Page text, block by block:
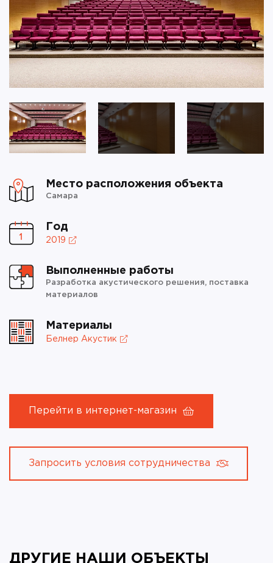
Место расположения объекта
Самара
Год
2019
Выполненные работы
Разработка акустического решения, поставка
материалов
Материалы
Белнер Акустик
Перейти в интернет-магазин
Запросить условия сотрудничества
ДРУГИЕ НАШИ ОБЪЕКТЫ